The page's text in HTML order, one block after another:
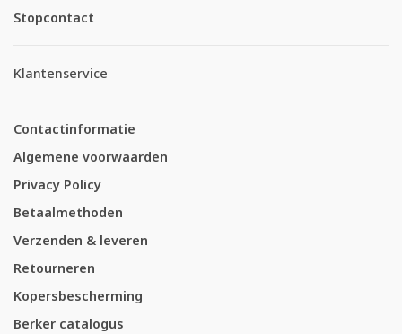
Stopcontact
Klantenservice
Contactinformatie
Algemene voorwaarden
Privacy Policy
Betaalmethoden
Verzenden & leveren
Retourneren
Kopersbescherming
Berker catalogus